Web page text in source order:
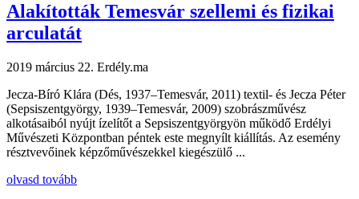
Alakították Temesvár szellemi és fizikai
arculatát
2019 március 22. Erdély.ma
Jecza-Bíró Klára (Dés, 1937–Temesvár, 2011) textil- és Jecza Péter
(Sepsiszentgyörgy, 1939–Temesvár, 2009) szobrászművész
alkotásaiból nyújt ízelítőt a Sepsiszentgyörgyön működő Erdélyi
Művészeti Központban péntek este megnyílt kiállítás. Az esemény
résztvevőinek képzőművészekkel kiegészülő ...
olvasd tovább